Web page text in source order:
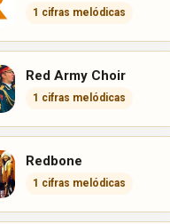
1 cifras melódicas
Red Army Choir
1 cifras melódicas
Redbone
1 cifras melódicas